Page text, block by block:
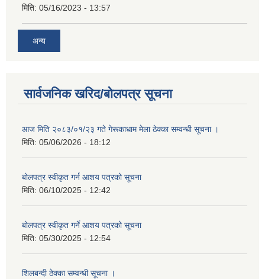
मिति: 05/16/2023 - 13:57
अन्य
सार्वजनिक खरिद/बोलपत्र सूचना
आज मिति २०८३/०१/२३ गते गेरूकाधाम मेला ठेक्का सम्वन्धी सूचना ।
मिति: 05/06/2026 - 18:12
बोलपत्र स्वीकृत गर्न आशय पत्रको सूचना
मिति: 06/10/2025 - 12:42
बोलपत्र स्वीकृत गर्ने आशय पत्रको सूचना
मिति: 05/30/2025 - 12:54
शिलबन्दी ठेक्का सम्वन्धी सूचना ।